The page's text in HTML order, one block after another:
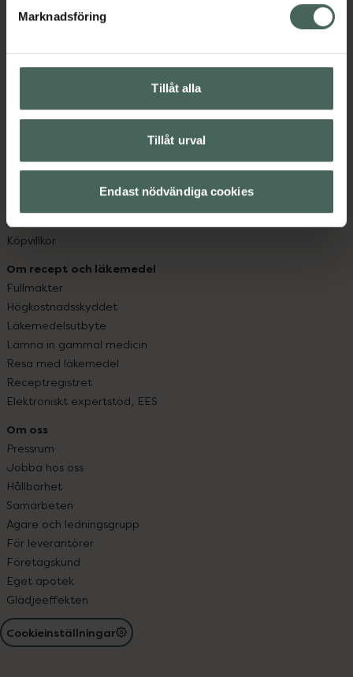
Marknadsföring
Tillåt alla
Tillåt urval
Endast nödvändiga cookies
hjälpa just dig att må lite bättre. Välkommen att prata
Kundservice
Vanliga frågor
Leverans, betalning och retur
App
Köpvillkor
Om recept och läkemedel
Fullmakter
Högkostnadsskyddet
Läkemedelsutbyte
Lämna in gammal medicin
Resa med läkemedel
Receptregistret
Elektroniskt expertstöd, EES
Om oss
Pressrum
Jobba hos oss
Hållbarhet
Samarbeten
Ägare och ledningsgrupp
För leverantörer
Företagskund
Eget apotek
Glädjeeffekten
Cookieinställningar